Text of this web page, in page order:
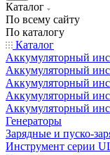
Каталог
По всему сайту
По каталогу
Каталог
Аккумуляторный
Аккумуляторный
Аккумуляторный
Аккумуляторный
Аккумуляторный
Генераторы
Зарядные и пуско-
Инструмент серии